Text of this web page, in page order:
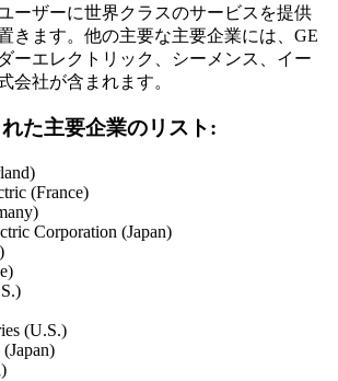
ーザーに世界クラスのサービスを提供
きます。他の主要な主要企業には、GE
ーエレクトリック、シーメンス、イー
会社が含まれます。
た主要企業のリスト:
(France)
Corporation (Japan)
(U.S.)